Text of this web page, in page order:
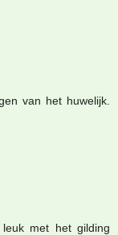
van het huwelijk.
leuk met het gilding